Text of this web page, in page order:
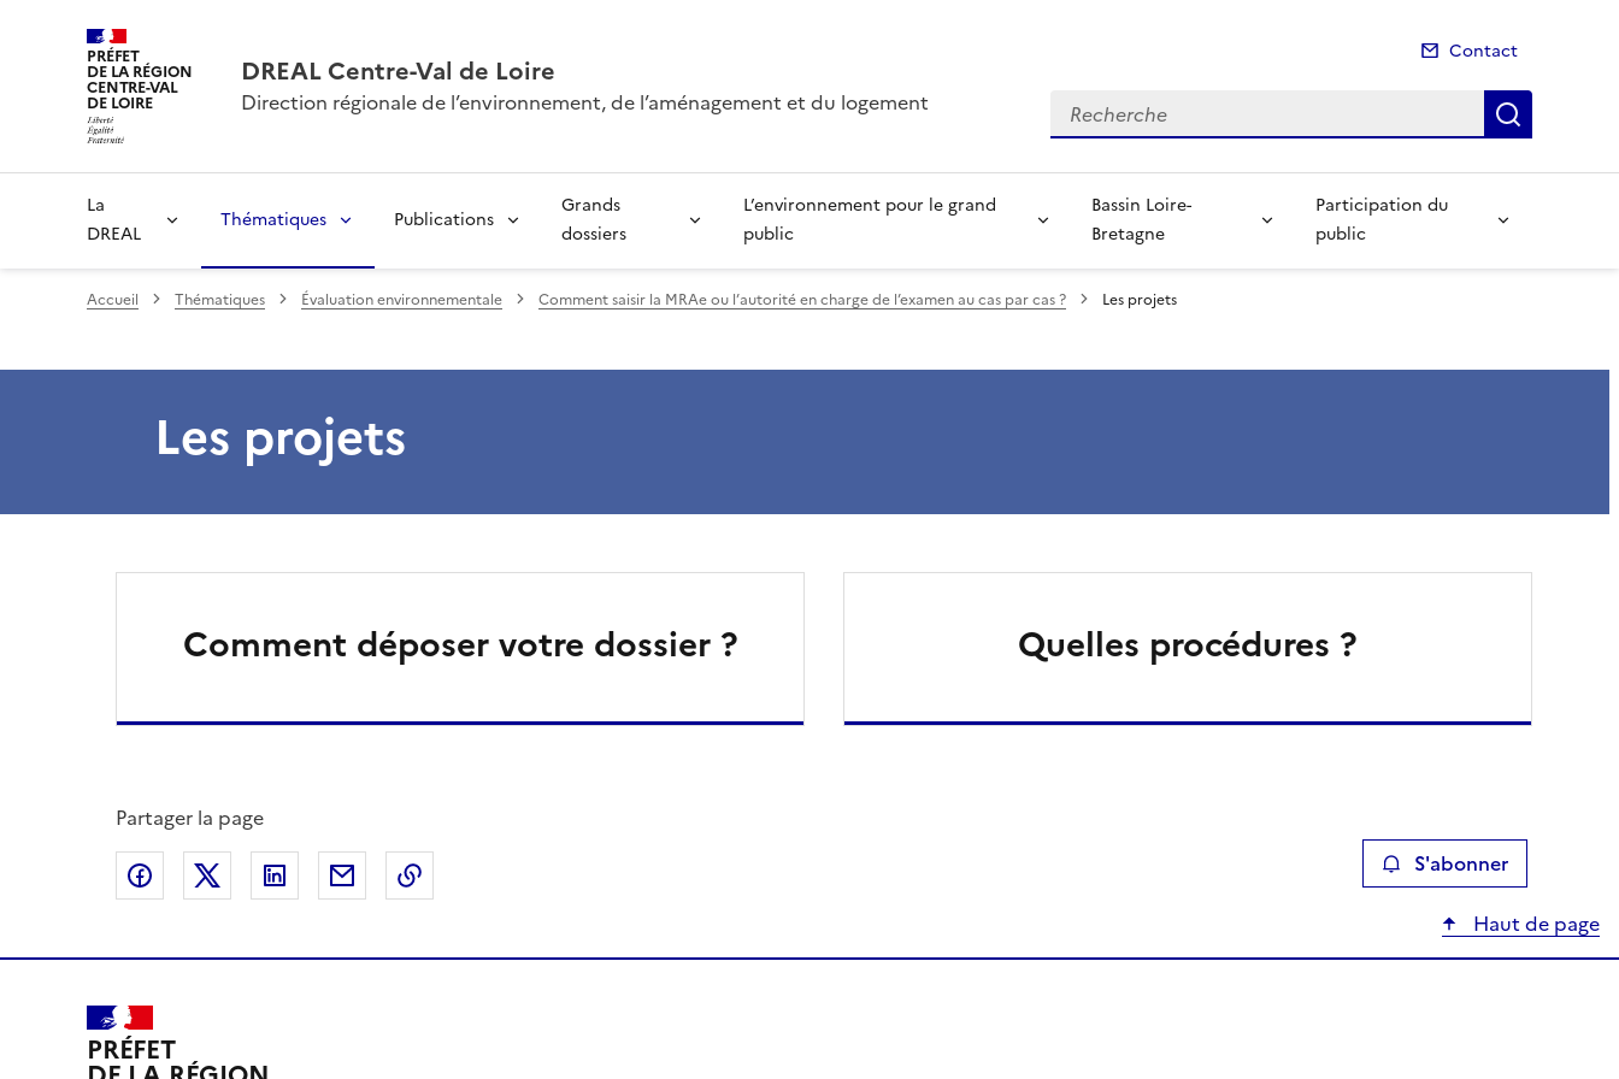
PRÉFET
DE LA RÉGION
CENTRE-VAL
DE LOIRE
DREAL Centre-Val de Loire
Direction régionale de l’environnement, de l’aménagement et du logement
Contact
Recherche
La
DREAL
Thématiques Publications
Grands
dossiers
L’environnement pour le grand
public
Bassin Loire-
Bretagne
Participation du
public
Accueil Thématiques Évaluation environnementale Comment saisir la MRAe ou l’autorité en charge de l’examen au cas par cas ? Les projets
Les projets
Comment déposer votre dossier ? Quelles procédures ?
Partager la page
Partager sur Facebook
Partager sur XPartager sur LinkedIn
Partager par email S'abonner
Haut de page
PRÉFET